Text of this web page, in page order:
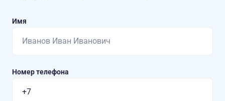
Имя
Номер телефона